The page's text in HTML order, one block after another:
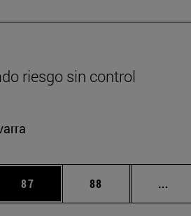
riesgo sin control
Use TAB para desplazarse.
Página
87 Página
88 ...